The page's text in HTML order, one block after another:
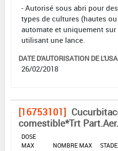
- Autorisé sous abri pour
types de cultures (hautes
automate et uniquement
utilisant une lance.
DATE D'AUTORISATION DE
26/02/2018
[16753101]
comestible*Trt
DOSE
MAX
NOMBRE MAX
STADE